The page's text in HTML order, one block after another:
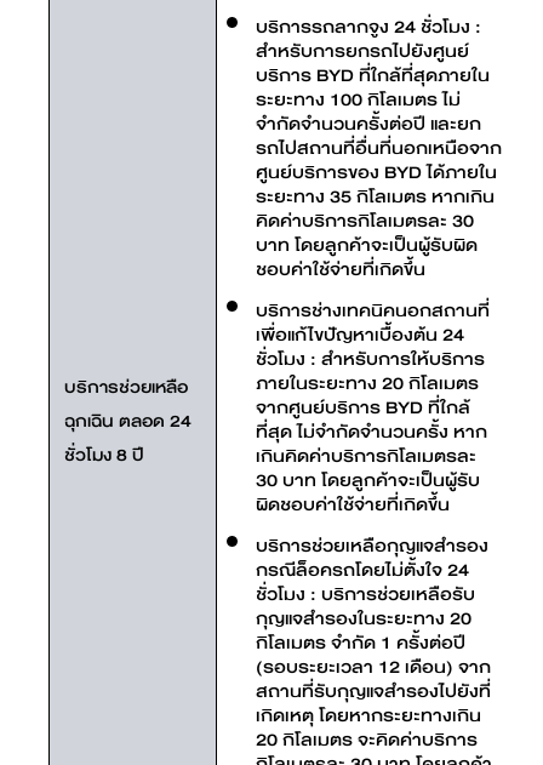
บริการช่วยเหลือ
ฉุกเฉิน ตลอด 24
ชั่วโมง 8 ปี
บริการรถลากจูง 24 ชั่วโมง :
สำหรับการยกรถไปยังศูนย์
บริการ BYD ที่ใกล้ที่สุดภายใน
ระยะทาง 100 กิโลเมตร ไม่
จำกัดจำนวนครั้งต่อปี และยก
รถไปสถานที่อื่นที่นอกเหนือจาก
ศูนย์บริการของ BYD ได้ภายใน
ระยะทาง 35 กิโลเมตร หากเกิน
คิดค่าบริการกิโลเมตรละ 30
บาท โดยลูกค้าจะเป็นผู้รับผิด
ชอบค่าใช้จ่ายที่เกิดขึ้น
บริการช่างเทคนิคนอกสถานที่
เพื่อแก้ไขปัญหาเบื้องต้น 24
ชั่วโมง : สำหรับการให้บริการ
ภายในระยะทาง 20 กิโลเมตร
จากศูนย์บริการ BYD ที่ใกล้
ที่สุด ไม่จำกัดจำนวนครั้ง หาก
เกินคิดค่าบริการกิโลเมตรละ
30 บาท โดยลูกค้าจะเป็นผู้รับ
ผิดชอบค่าใช้จ่ายที่เกิดขึ้น
บริการช่วยเหลือกุญแจสำรอง
กรณีล็อครถโดยไม่ตั้งใจ 24
ชั่วโมง : บริการช่วยเหลือรับ
กุญแจสำรองในระยะทาง 20
กิโลเมตร จำกัด 1 ครั้งต่อปี
(รอบระยะเวลา 12 เดือน) จาก
สถานที่รับกุญแจสำรองไปยังที่
เกิดเหตุ โดยหากระยะทางเกิน
20 กิโลเมตร จะคิดค่าบริการ